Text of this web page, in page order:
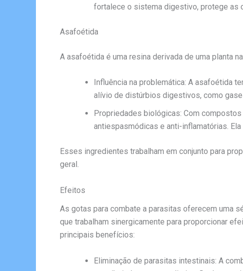
fortalece o sistema digestivo, protege as
Asafoétida
A asafoétida é uma resina derivada de uma planta
Influência na problemática: A asafoétida
alívio de distúrbios digestivos, como
Propriedades biológicas: Com
antiespasmódicas e anti-inflamatórias.
Esses ingredientes trabalham em conjunto para
geral.
Efeitos
As gotas para combate a parasitas oferecem uma
que trabalham sinergicamente para proporcionar
principais benefícios:
Eliminação de parasitas intestinais: A